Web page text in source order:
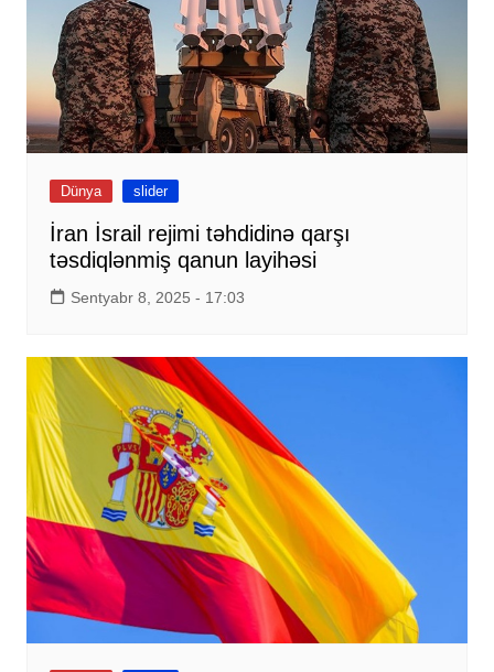
Dünya slider
İran İsrail rejimi təhdidinə qarşı
təsdiqlənmiş qanun layihəsi
Sentyabr 8, 2025 - 17:03